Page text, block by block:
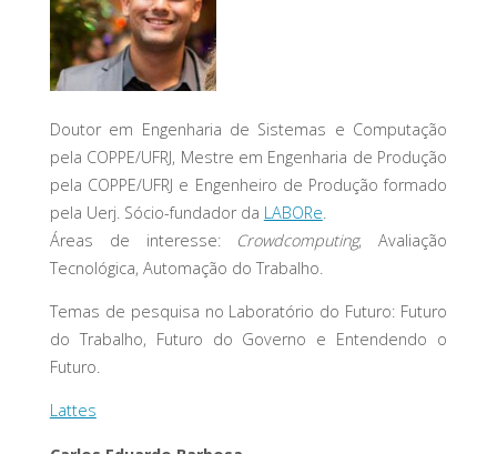
Doutor em Engenharia de Sistemas e Computação
pela COPPE/UFRJ, Mestre em Engenharia de Produção
pela COPPE/UFRJ e Engenheiro de Produção formado
pela Uerj. Sócio-fundador da LABORe
Áreas de interesse: Crowdcomputing, Avaliação
Tecnológica, Automação do Trabalho.
Temas de pesquisa no Laboratório do Futuro: Futuro
do Trabalho, Futuro do Governo e Entendendo o
Futuro.
Lattes